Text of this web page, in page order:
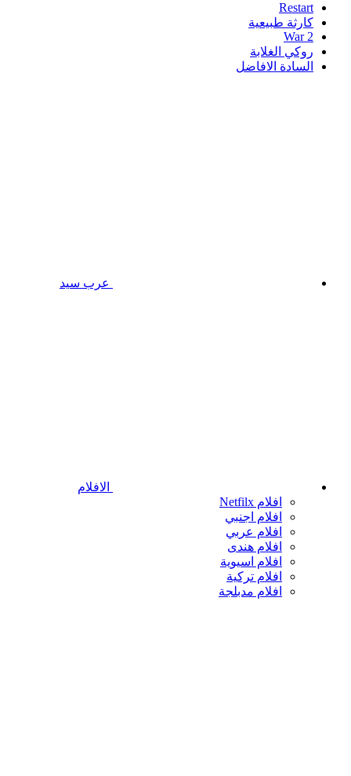
Restart
كارثة طبيعية
War 2
روكي الغلابة
السادة الافاضل
عرب سيد
الافلام
افلام Netfilx
افلام اجنبي
افلام عربي
افلام هندى
افلام اسيوية
افلام تركية
افلام مدبلجة